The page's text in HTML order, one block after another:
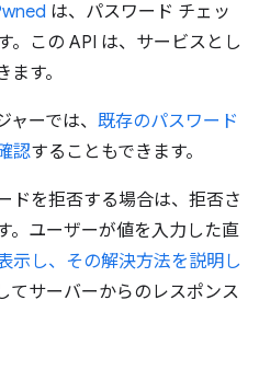
は、パスワード チェッ
。この API は、サービスとし
す。
ーでは、 既存のパスワード
認することもできます。
ドを拒否する場合は、拒否さ
。ユーザーが値を入力した直
示し、その解決方法を説明し
てサーバーからのレスポンス